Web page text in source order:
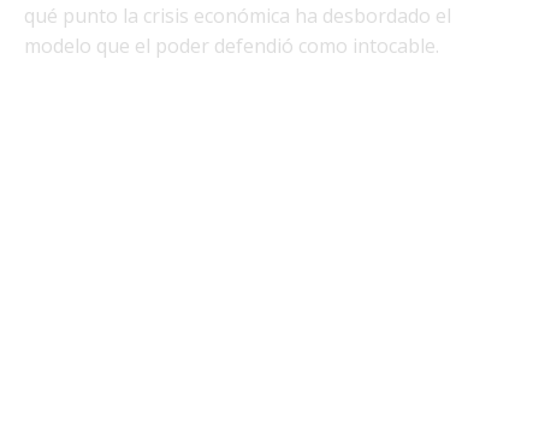
qué punto la crisis económica ha desbordado el
modelo que el poder defendió como intocable.